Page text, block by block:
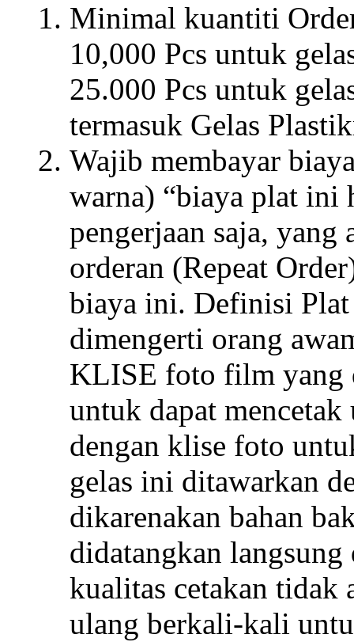
Minimal kuantiti
10,000 Pcs untuk
25.000 Pcs untuk
termasuk Gelas
Wajib membayar
warna) “biaya plat ini
pengerjaan saja,
orderan (Repeat
biaya ini. Definisi
dimengerti orang
KLISE foto film yang
untuk dapat
dengan klise foto
gelas ini ditawarkan
dikarenakan bahan
didatangkan
kualitas cetakan tidak
ulang berkali-kali